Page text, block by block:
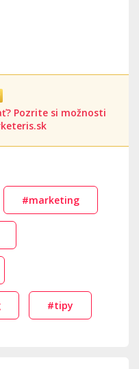
Pozrite si možnosti
#marketing
#tipy